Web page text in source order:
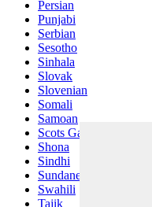
Persian
Punjabi
Serbian
Sesotho
Sinhala
Slovak
Slovenian
Somali
Samoan
Scots Gaelic
Shona
Sindhi
Sundanese
Swahili
Tajik